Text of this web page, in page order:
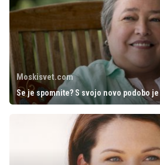
Moskisvet.com
Se je spomnite? S svojo novo podobo